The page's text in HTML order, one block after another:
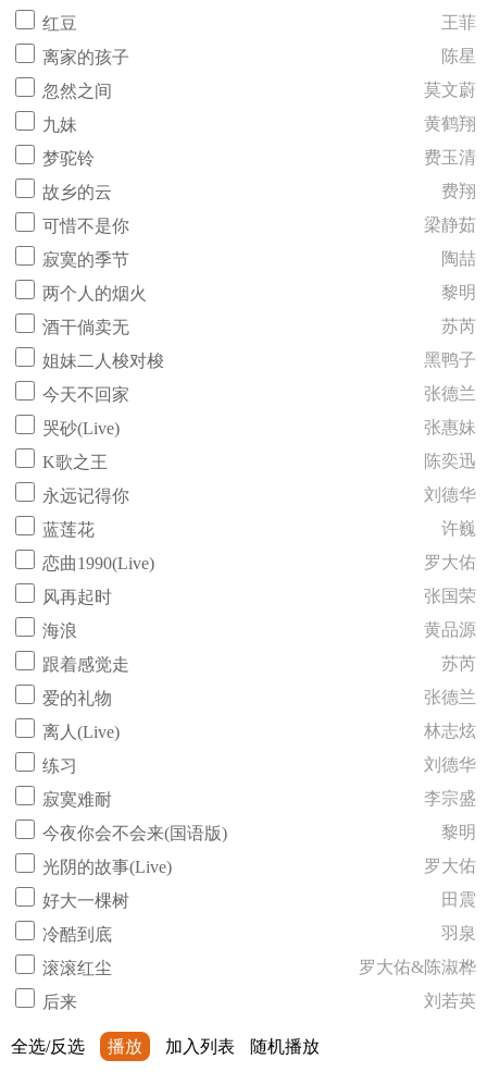
红豆
王菲
离家的孩子
陈星
忽然之间
莫文蔚
九妹
黄鹤翔
梦驼铃
费玉清
故乡的云
费翔
可惜不是你
梁静茹
寂寞的季节
陶喆
两个人的烟火
黎明
酒干倘卖无
苏芮
姐妹二人梭对梭
黑鸭子
今天不回家
张德兰
哭砂(Live)
张惠妹
K歌之王
陈奕迅
永远记得你
刘德华
蓝莲花
许巍
恋曲1990(Live)
罗大佑
风再起时
张国荣
海浪
黄品源
跟着感觉走
苏芮
爱的礼物
张德兰
离人(Live)
林志炫
练习
刘德华
寂寞难耐
李宗盛
今夜你会不会来(国语版)
黎明
光阴的故事(Live)
罗大佑
好大一棵树
田震
冷酷到底
羽泉
滚滚红尘
罗大佑&陈淑桦
后来
刘若英
全选/反选 播放 加入列表 随机播放